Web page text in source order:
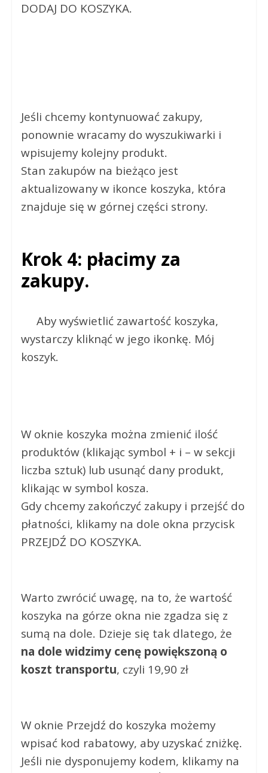
DODAJ DO KOSZYKA.
Jeśli chcemy kontynuować zakupy,
ponownie wracamy do wyszukiwarki i
wpisujemy kolejny produkt.
Stan zakupów na bieżąco jest
aktualizowany w ikonce koszyka, która
znajduje się w górnej części strony.
Krok 4: płacimy za
zakupy.
Aby wyświetlić zawartość koszyka,
wystarczy kliknąć w jego ikonkę. Mój
koszyk.
W oknie koszyka można zmienić ilość
produktów (klikając symbol + i – w sekcji
liczba sztuk) lub usunąć dany produkt,
klikając w symbol kosza.
Gdy chcemy zakończyć zakupy i przejść do
płatności, klikamy na dole okna przycisk
PRZEJDŹ DO KOSZYKA.
Warto zwrócić uwagę, na to, że wartość
koszyka na górze okna nie zgadza się z
sumą na dole. Dzieje się tak dlatego, że
na dole widzimy cenę powiększoną o
koszt transportu, czyli 19,90 zł
W oknie Przejdź do koszyka możemy
wpisać kod rabatowy, aby uzyskać zniżkę.
Jeśli nie dysponujemy kodem, klikamy na